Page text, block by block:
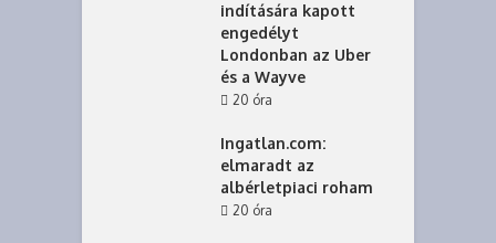
indítására kapott
engedélyt
Londonban az Uber
és a Wayve
20 óra
Ingatlan.com:
elmaradt az
albérletpiaci roham
20 óra